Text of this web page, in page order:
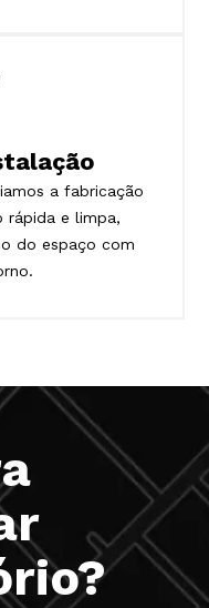
a fabricação
rápida e limpa,
do espaço com